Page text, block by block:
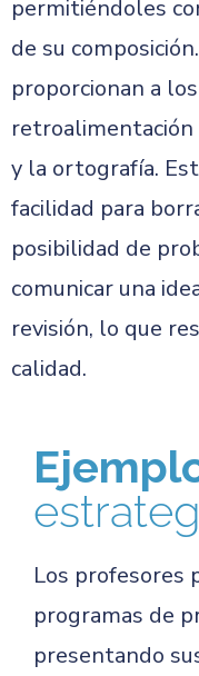
permitiéndoles
de su
proporcionan a
retroalimentación
y la ortografía.
facilidad para
posibilidad de
comunicar una
revisión, lo que
calidad.
Los profesores
programas de
presentando